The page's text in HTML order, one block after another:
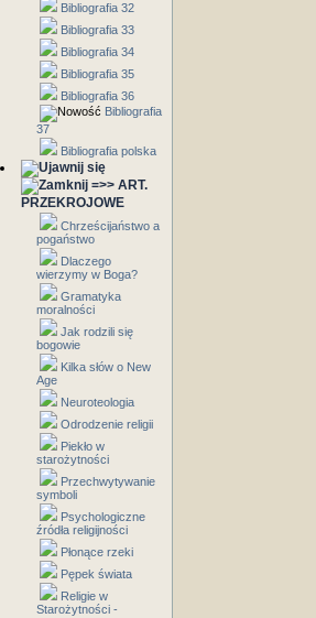
Bibliografia 32
Bibliografia 33
Bibliografia 34
Bibliografia 35
Bibliografia 36
Bibliografia
37
Bibliografia polska
=>> ART.
PRZEKROJOWE
Chrześcijaństwo a
pogaństwo
Dlaczego
wierzymy w Boga?
Gramatyka
moralności
Jak rodzili się
bogowie
Kilka słów o New
Age
Neuroteologia
Odrodzenie religii
Piekło w
starożytności
Przechwytywanie
symboli
Psychologiczne
źródła religijności
Płonące rzeki
Pępek świata
Religie w
Starożytności -